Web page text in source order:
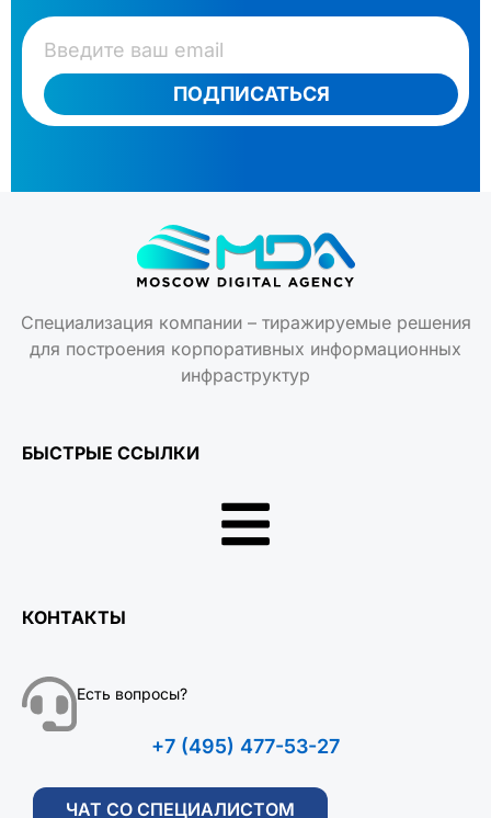
ПОДПИСАТЬСЯ
Специализация компании – тиражируемые решения
для построения корпоративных информационных
инфраструктур
БЫСТРЫЕ ССЫЛКИ
КОНТАКТЫ
Есть вопросы?
+7 (495) 477-53-27
ЧАТ СО СПЕЦИАЛИСТОМ